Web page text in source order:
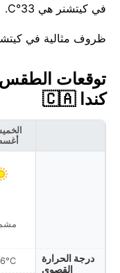
في كيتشنر هي 33°C.
ظروف مثالية في
كندا 🇨🇦
درجة الحرارة
القصوى